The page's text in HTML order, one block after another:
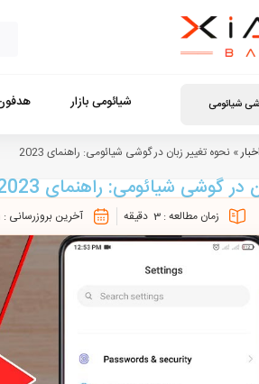
شیائومی شیائومی بازار
اخبار» نحوه تغییر زبان در گوشی شیائومی: راهنمای 2023
گوشی شیائومی: راهنمای 2023
زمان مطالعه :3 دقیقه آخرین بروزرسانی :